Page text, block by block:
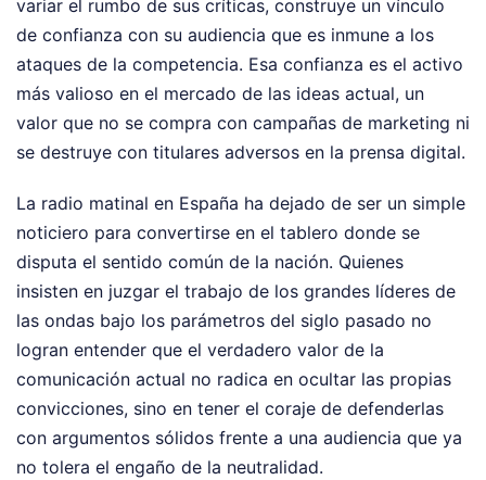
variar el rumbo de sus críticas, construye un vínculo
de confianza con su audiencia que es inmune a los
ataques de la competencia. Esa confianza es el activo
más valioso en el mercado de las ideas actual, un
valor que no se compra con campañas de marketing ni
se destruye con titulares adversos en la prensa digital.
La radio matinal en España ha dejado de ser un simple
noticiero para convertirse en el tablero donde se
disputa el sentido común de la nación. Quienes
insisten en juzgar el trabajo de los grandes líderes de
las ondas bajo los parámetros del siglo pasado no
logran entender que el verdadero valor de la
comunicación actual no radica en ocultar las propias
convicciones, sino en tener el coraje de defenderlas
con argumentos sólidos frente a una audiencia que ya
no tolera el engaño de la neutralidad.